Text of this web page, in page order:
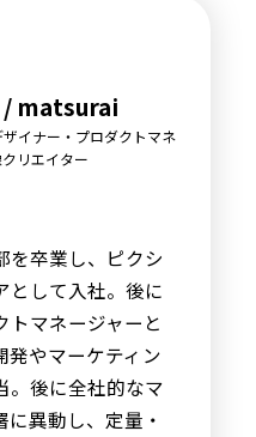
/ matsurai
イナー・プロダクトマネ
リエイター
を卒業し、ピクシ
として入社。後に
トマネージャーと
発やマーケティン
。後に全社的なマ
異動し、定量・